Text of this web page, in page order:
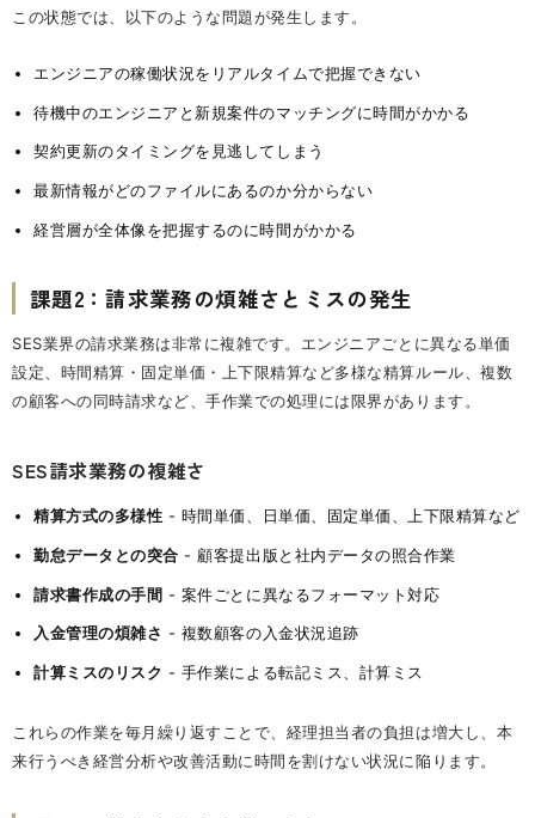
この状態では、以下のような問題が発生します。
エンジニアの稼働状況をリアルタイムで把握できない
待機中のエンジニアと新規案件のマッチングに時間がかかる
契約更新のタイミングを見逃してしまう
最新情報がどのファイルにあるのか分からない
経営層が全体像を把握するのに時間がかかる
課題2：請求業務の煩雑さとミスの発生
SES業界の請求業務は非常に複雑です。エンジニアごとに異なる単価
設定、時間精算・固定単価・上下限精算など多様な精算ルール、複数
の顧客への同時請求など、手作業での処理には限界があります。
SES請求業務の複雑さ
精算方式の多様性 - 時間単価、日単価、固定単価、上下限精算など
勤怠データとの突合 - 顧客提出版と社内データの照合作業
請求書作成の手間 - 案件ごとに異なるフォーマット対応
入金管理の煩雑さ - 複数顧客の入金状況追跡
計算ミスのリスク - 手作業による転記ミス、計算ミス
これらの作業を毎月繰り返すことで、経理担当者の負担は増大し、本
来行うべき経営分析や改善活動に時間を割けない状況に陥ります。